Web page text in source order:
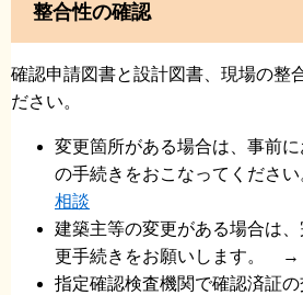
整合性の確認
確認申請図書と設計図書、現場の整
ださい。
変更箇所がある場合は、事前
の手続きをおこなってくだ
相談
建築主等の変更がある場合は
更手続きをお願いします。
指定確認検査機関で確認済証の